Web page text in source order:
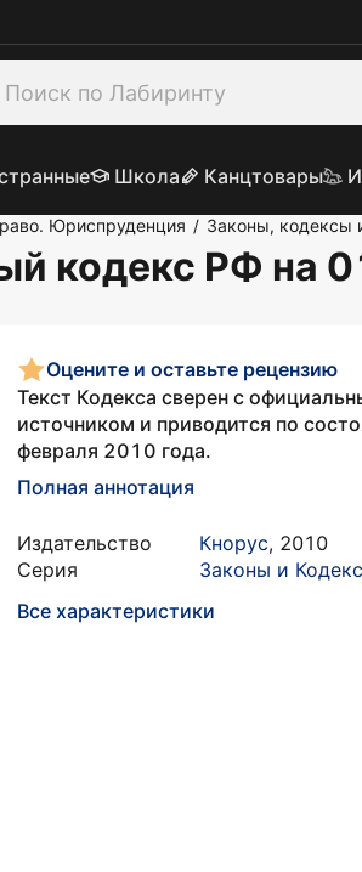
Школа Канцтовары
Юриспруденция / Законы, кодексы
кодекс РФ на
Оцените и оставьте рецензию
Текст Кодекса сверен с
источником и приводится по
февраля 2010 года.
Полная аннотация
Издательство Кнорус, 2010
Серия
Законы и
Все характеристики